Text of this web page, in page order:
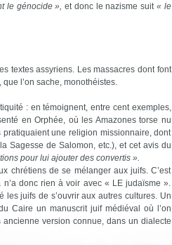
le génocide »,et donc le nazisme suit « le
assyriens. Les massacres dont font
l’on sache, monothéistes.
: en témoignent, entre cent exemples,
en Orphée, où les Amazones torse nu
une religion missionnaire, dont
Sagesse de Salomon, etc.), et cet avis du
pour lui ajouter des convertis ».
chrétiens de se mélanger aux juifs. C’est
donc rien à voir avec « LE judaïsme ».
les juifs de s’ouvrir aux autres cultures. Un
Caire un manuscrit juif médiéval où l’on
ancienne version connue, dans un dialecte